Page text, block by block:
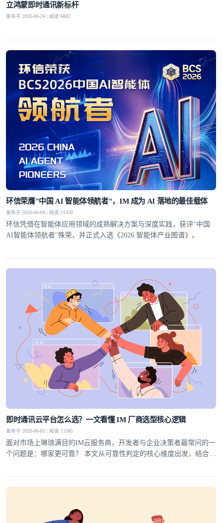
立鸿蒙即时通讯新标杆
发布于 2026-06-24 | 阅读 6802
环信荣膺"中国 AI 智能体领航者"，IM 成为 AI 落地的最佳载体
发布于 2026-06-04 | 阅读 11350
环信凭借在智能体应用领域的成熟解决方案与深度实践，获评"中国
AI智能体领航者"殊荣，并正式入选《2026 智能体产业图谱》。
即时通讯云平台怎么选？一文看懂 IM 厂商选型核心逻辑
发布于 2026-06-03 | 阅读 11585
面对市场上琳琅满目的IM云服务商，开发者与企业决策者最常问的一
个问题是：哪家更可靠？ 本文从可靠性判定的核心维度出发，结合行